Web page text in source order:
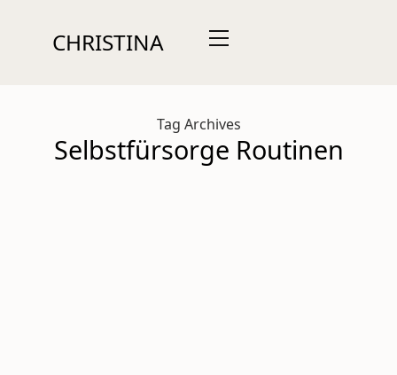
CHRISTINA
Tag Archives
Selbstfürsorge Routinen